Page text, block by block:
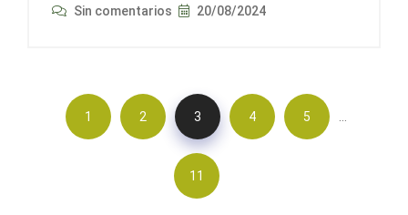
Sin comentarios 20/08/2024
1 2 3 4 5
11